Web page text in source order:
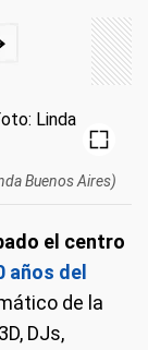
Buenos Aires)
el centro
años del
de la
DJs,